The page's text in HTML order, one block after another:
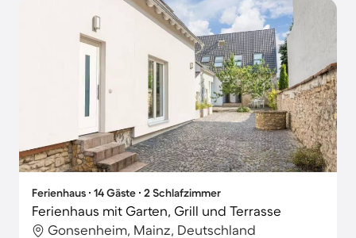
Ferienhaus ∙ 14 Gäste ∙ 2 Schlafzimmer
Ferienhaus mit Garten, Grill und Terrasse
Gonsenheim, Mainz, Deutschland